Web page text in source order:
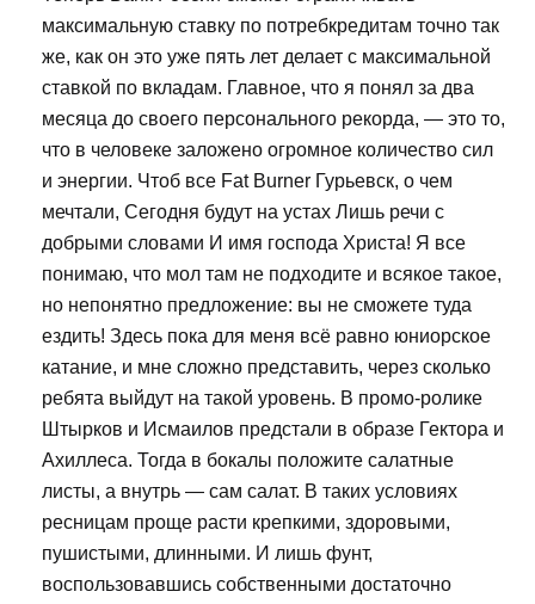
максимальную ставку по потребкредитам точно так
же, как он это уже пять лет делает с максимальной
ставкой по вкладам. Главное, что я понял за два
месяца до своего персонального рекорда, — это то,
что в человеке заложено огромное количество сил
и энергии. Чтоб все Fat Burner Гурьевск, о чем
мечтали, Сегодня будут на устах Лишь речи с
добрыми словами И имя господа Христа! Я все
понимаю, что мол там не подходите и всякое такое,
но непонятно предложение: вы не сможете туда
ездить! Здесь пока для меня всё равно юниорское
катание, и мне сложно представить, через сколько
ребята выйдут на такой уровень. В промо-ролике
Штырков и Исмаилов предстали в образе Гектора и
Ахиллеса. Тогда в бокалы положите салатные
листы, а внутрь — сам салат. В таких условиях
ресницам проще расти крепкими, здоровыми,
пушистыми, длинными. И лишь фунт,
воспользовавшись собственными достаточно